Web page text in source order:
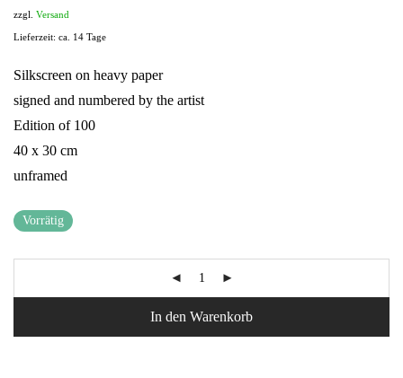
zzgl. Versand
Lieferzeit: ca. 14 Tage
Silkscreen on heavy paper
signed and numbered by the artist
Edition of 100
40 x 30 cm
unframed
Vorrätig
In den Warenkorb